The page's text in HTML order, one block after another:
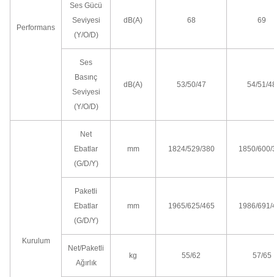
Performans
Ses Gücü
Seviyesi
(Y/O/D)
dB(A) 68 69
Ses
Basınç
Seviyesi
(Y/O/D)
dB(A) 53/50/47 54/51/
Kurulum
Net
Ebatlar
(G/D/Y)
mm 1824/529/380 1850/600/
Paketli
Ebatlar
(G/D/Y)
mm 1965/625/465 1986/691/
Net/Paketli
Ağırlık
kg 55/62 57/65